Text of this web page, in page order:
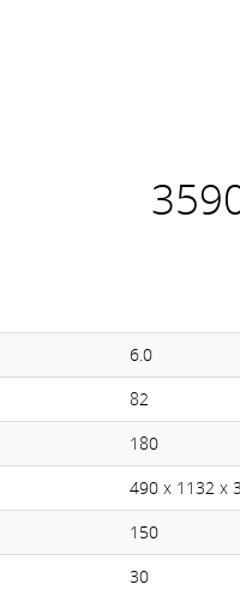
6.0
82
180
490 x 1132 x
150
30